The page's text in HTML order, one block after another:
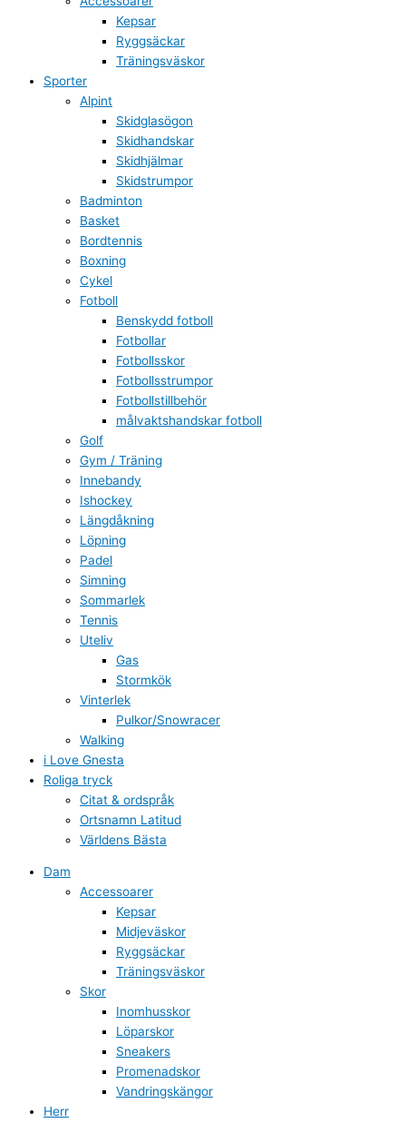
Kepsar
Ryggsäckar
Träningsväskor
Sporter
Alpint
Skidglasögon
Skidhandskar
Skidhjälmar
Skidstrumpor
Badminton
Basket
Bordtennis
Boxning
Cykel
Fotboll
Benskydd fotboll
Fotbollar
Fotbollsskor
Fotbollsstrumpor
Fotbollstillbehör
målvaktshandskar fotboll
Golf
Gym / Träning
Innebandy
Ishockey
Längdåkning
Löpning
Padel
Simning
Sommarlek
Tennis
Uteliv
Gas
Stormkök
Vinterlek
Pulkor/Snowracer
Walking
i Love Gnesta
Roliga tryck
Citat & ordspråk
Ortsnamn Latitud
Världens Bästa
Dam
Accessoarer
Kepsar
Midjeväskor
Ryggsäckar
Träningsväskor
Skor
Inomhusskor
Löparskor
Sneakers
Promenadskor
Vandringskängor
Herr